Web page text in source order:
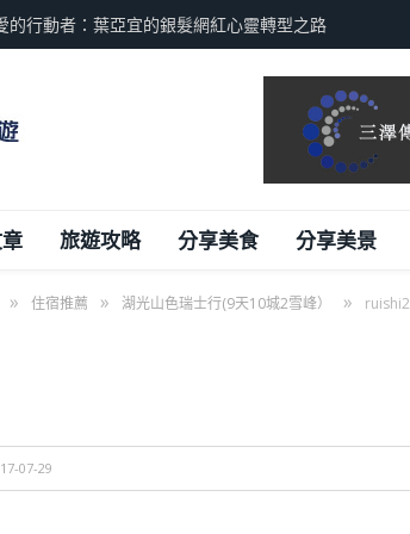
的行動者：葉亞宜的銀髮網紅心靈轉型之路
旅遊攻略 分享美食 分享美景
» 住宿推薦 » 湖光山色瑞士行(9天10城2雪峰） » ruishi2
07-29